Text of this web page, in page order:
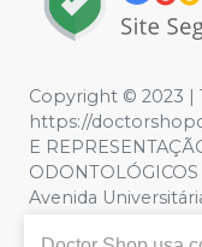
Copyright © 2023 |
https://
E
Avenida